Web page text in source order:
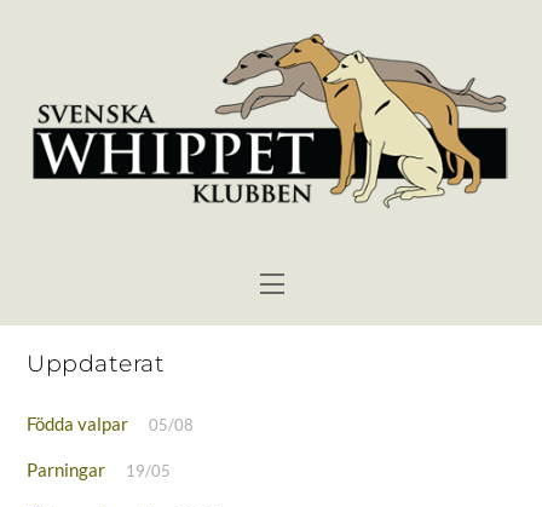
Menu
Uppdaterat
Födda valpar 05/08
Parningar 19/05